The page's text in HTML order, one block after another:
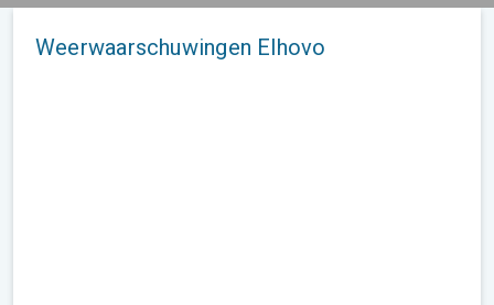
Weerwaarschuwingen Elhovo